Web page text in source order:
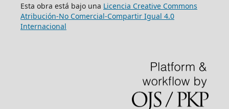
Esta obra está bajo una Licencia Creative Commons
Atribución-No Comercial-Compartir Igual 4.0
Internacional